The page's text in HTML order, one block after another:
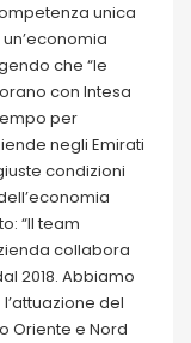
unica
che “le
con Intesa
per
negli Emirati
condizioni
“Il team
collabora
2018. Abbiamo
del
Oriente e Nord